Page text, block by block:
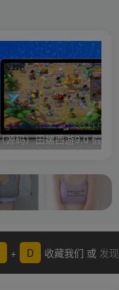
+ D 收藏我们 或 发现